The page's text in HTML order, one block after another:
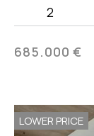
2
685.000 €
LOWER PRICE